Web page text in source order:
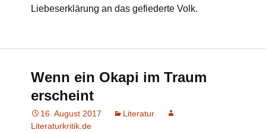
Liebeserklärung an das gefiederte Volk.
Wenn ein Okapi im Traum
erscheint
16. August 2017
Literatur
Literaturkritik.de